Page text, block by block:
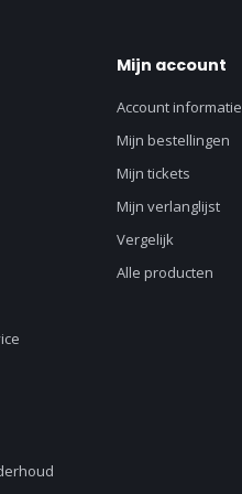
Mijn account
Account informatie
Mijn bestellingen
Mijn tickets
Mijn verlanglijst
Vergelijk
Alle producten